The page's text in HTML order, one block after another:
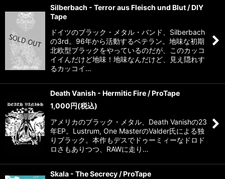
Silberbach - Terror aus Fleisch und Blut / DIY
Tape
ドイツのブラック・メタル・バンド、Silberbach
の3rd。96年から活動するベテラン。地味な初期
北欧型ブラックをやっているのだが、このカッコ
イイんだけど地味！地味なんだけど、見え隠れす
るカッコイ…
Death Vanish - Hermitic Fire / ProTape
1,000円(税込)
アメリカのブラック・メタル、Death Vanishの23
年EP。Lustrum, One MasterのValder氏による独
りブラック。本作もデスでドゥーミィーなドロド
ロさもありつつ、RAWに走り…
Skala - The Secrecy / ProTape